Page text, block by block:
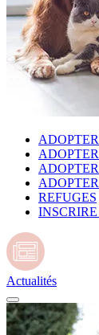
REFUGES
Actualités